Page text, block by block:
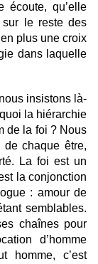
écoute, qu’elle
le reste des
plus une croix
dans laquelle
insistons là-
la hiérarchie
de la foi ? Nous
de chaque être,
La foi est un
la conjonction
: amour de
semblables.
chaînes pour
d’homme
homme, c’est